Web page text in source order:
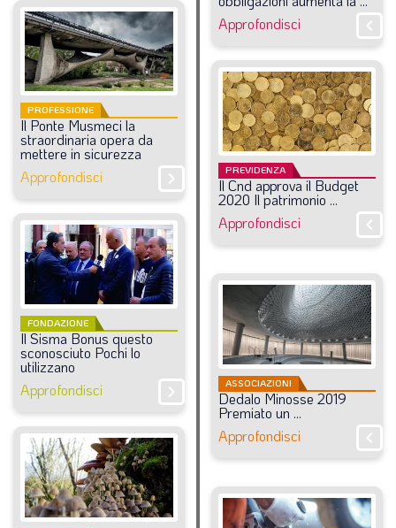
LA VIGNETTA DI EVASIO
SPECIALE
CAMBIA NUMERO expand_more
Approfondisci
chevron_right
PROFESSIONE
IlPonteMusmecila
straordinaria opera da
mettere in sicurezza
Approfondisci
chevron_right PREVIDENZA
IlCndapprovailBudget
2020 Il patrimonio ...
Approfondisci
chevron_right
FONDAZIONE
IlSismaBonusquesto
sconosciuto Pochi lo
utilizzano
Approfondisci
chevron_right ASSOCIAZIONI
DedaloMinosse2019
Premiato un ...
Approfondisci
chevron_right